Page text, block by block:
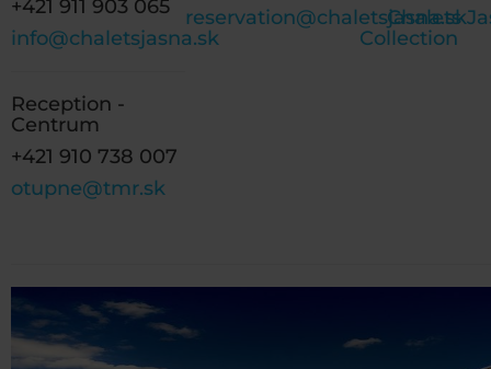
+421 911 903 065
info@chaletsjasna.sk
Reception -
Centrum
+421 910 738 007
otupne@tmr.sk
reservation@chaletsjasna.sk
Chalets
Collection